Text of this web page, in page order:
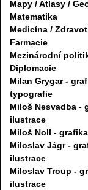
Mapy / Atlasy /
Matematika
Medicína /
Farmacie
Mezinárodní
Diplomacie
Milan Grygar -
typografie
Miloš Nesvadba -
ilustrace
Miloš Noll -
Miloslav Jágr -
ilustrace
Miloslav Troup -
ilustrace